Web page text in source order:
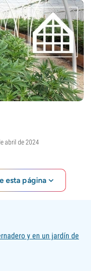
abril de 2024
esta página
y en un jardín de